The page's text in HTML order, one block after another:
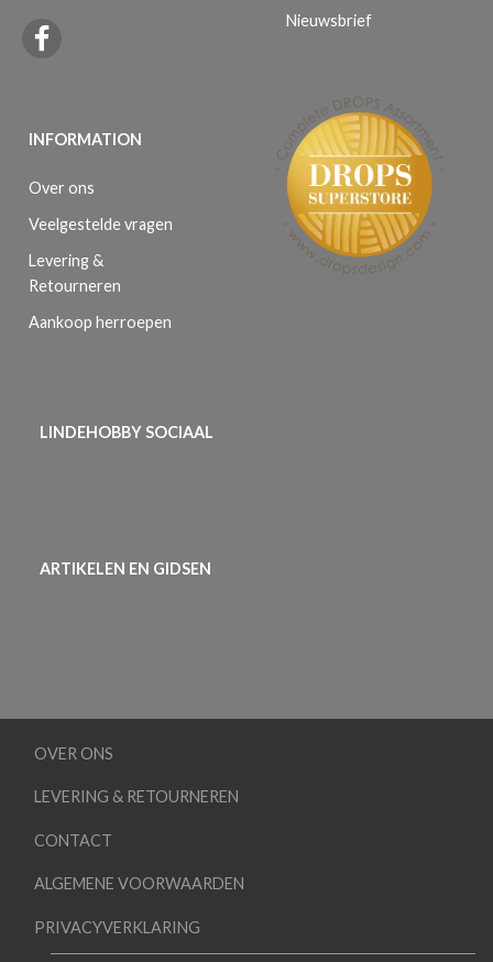
INFORMATION
Over ons
Veelgestelde vragen
Levering &
Retourneren
Aankoop herroepen
Nieuwsbrief
LINDEHOBBY SOCIAAL
ARTIKELEN EN GIDSEN
OVER ONS
LEVERING & RETOURNEREN
CONTACT
ALGEMENE VOORWAARDEN
PRIVACYVERKLARING